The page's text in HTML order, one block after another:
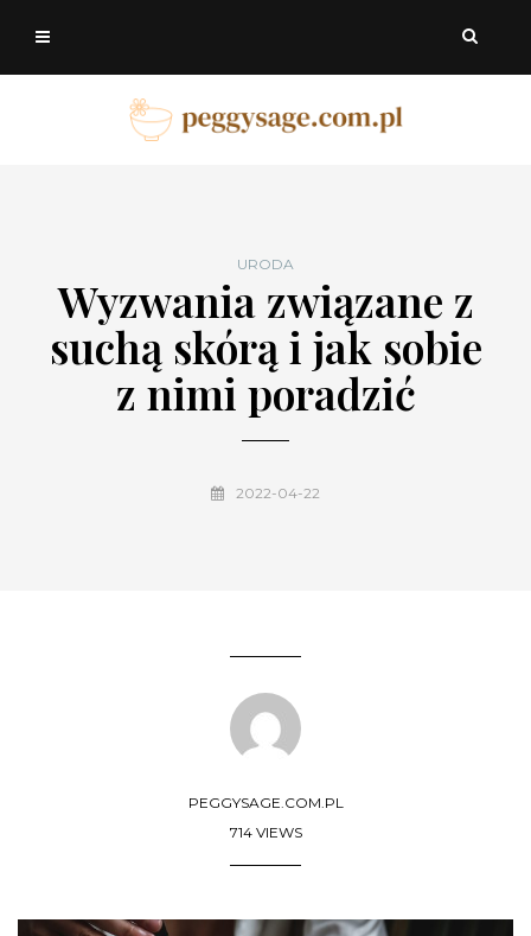
URODA
Wyzwania związane z
suchą skórą i jak sobie
z nimi poradzić
2022-04-22
PEGGYSAGE.COM.PL
714 VIEWS